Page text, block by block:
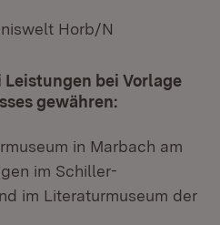
Horb/N
bei Vorlage
gewähren:
in Marbach am
im Schiller-
im Literaturmuseum der